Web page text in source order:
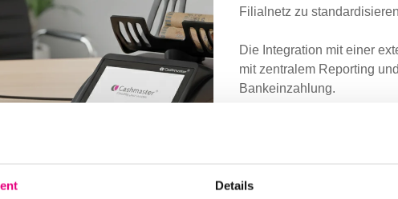
Details
Filialnetz zu
Die Integration mit einer
mit zentralem Reporting
Bankeinzahlung.
So entstand ein klarerer,
Der Rollout wurde über